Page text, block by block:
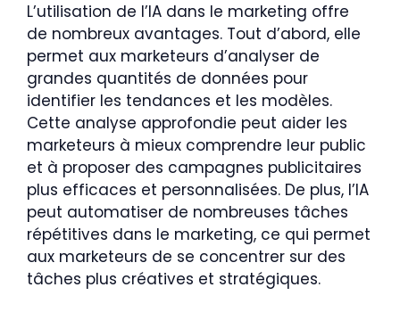
L’utilisation de l’IA dans le marketing offre
de nombreux avantages. Tout d’abord, elle
permet aux marketeurs d’analyser de
grandes quantités de données pour
identifier les tendances et les modèles.
Cette analyse approfondie peut aider les
marketeurs à mieux comprendre leur public
et à proposer des campagnes publicitaires
plus efficaces et personnalisées. De plus, l’IA
peut automatiser de nombreuses tâches
répétitives dans le marketing, ce qui permet
aux marketeurs de se concentrer sur des
tâches plus créatives et stratégiques.